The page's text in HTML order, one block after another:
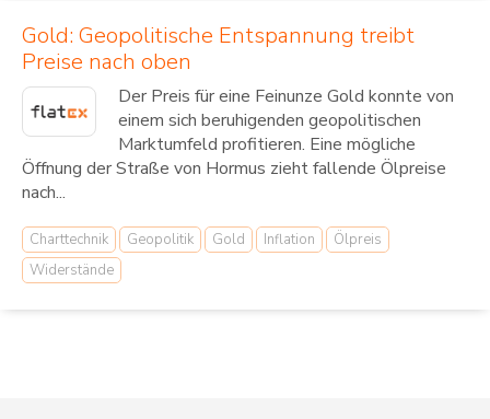
Gold: Geopolitische Entspannung treibt
Preise nach oben
Der Preis für eine Feinunze Gold konnte von
einem sich beruhigenden geopolitischen
Marktumfeld profitieren. Eine mögliche
Öffnung der Straße von Hormus zieht fallende Ölpreise
nach...
Charttechnik Geopolitik Gold Inflation
Ölpreis
Widerstände